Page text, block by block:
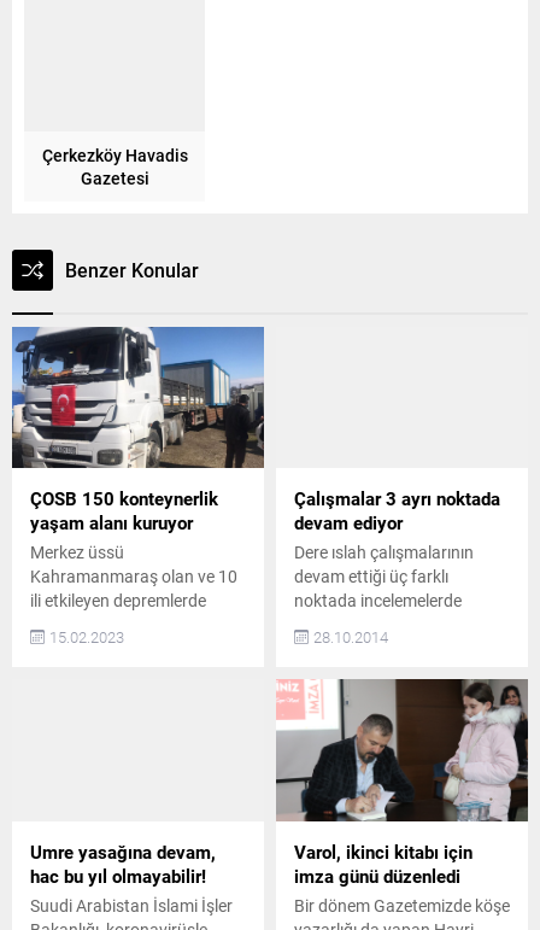
Çerkezköy Havadis
Gazetesi
Benzer Konular
ÇOSB 150 konteynerlik
yaşam alanı kuruyor
Merkez üssü
Kahramanmaraş olan ve 10
ili etkileyen depremlerde
zarar gören vatandaşlar için
depremin ilk gününden bu
kuruyor ÇOSB sanayicilerinin
ve ÇOSB Bölge
Müdürlüğünün katkılarıyla
alınacak konteynerler için
15.02.2023
Çalışmalar 3 ayrı noktada
devam ediyor
Dere ıslah çalışmalarının
devam ettiği üç farklı
noktada incelemelerde
bulunan Çerkezköy Belediye
Başkanı Vahap Akay,
Büyükşehir Belediyesi Su ve
Kanalizasyon İdaresi
Çerkezköy Şube Müdürü
Faruk Şen ve Çerkezköy
Belediyesi Fen İşleri Müdürü
Kemal Gümüş’ten bilgi aldı.
DSİ’nin yatırımı ve ödeneği
olmadığı için projenin
geciktiği bilgisini veren...
28.10.2014
Umre yasağına devam,
hac bu yıl olmayabilir!
Suudi Arabistan İslami İşler
Varol, ikinci kitabı için
imza günü düzenledi
Bir dönem Gazetemizde köşe